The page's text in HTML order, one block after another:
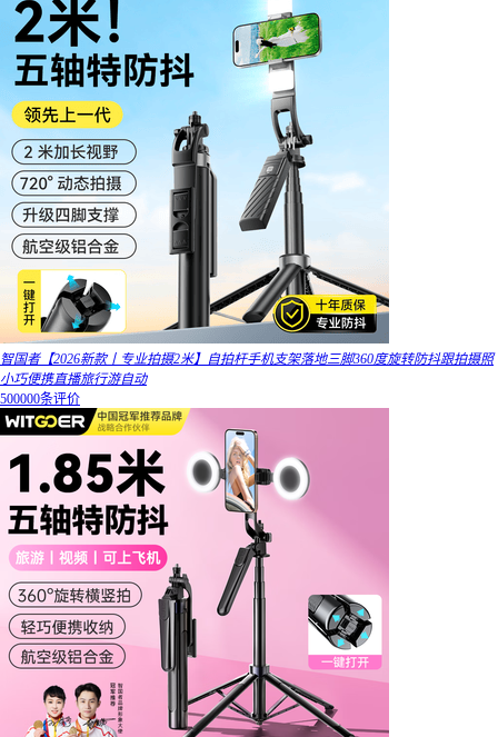
智国者【2026新款丨专业拍摄2米】自拍杆手机支架落地三脚360度旋转防抖跟拍摄照
小巧便携直播旅行游自动
500000条评价